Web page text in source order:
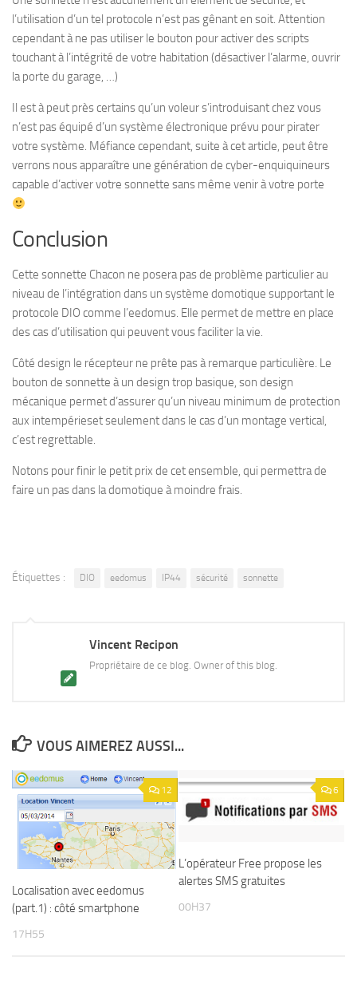
l’utilisation d’un tel protocole n’est pas gênant en soit. Attention
cependant à ne pas utiliser le bouton pour activer des scripts
touchant à l’intégrité de votre habitation (désactiver l’alarme, ouvrir
la porte du garage, …)
Il est à peut près certains qu’un voleur s’introduisant chez vous
n’est pas équipé d’un système électronique prévu pour pirater
votre système. Méfiance cependant, suite à cet article, peut être
verrons nous apparaître une génération de cyber-enquiquineurs
capable d’activer votre sonnette sans même venir à votre porte
Conclusion
Cette sonnette Chacon ne posera pas de problème particulier au
niveau de l’intégration dans un système domotique supportant le
protocole DIO comme l’eedomus. Elle permet de mettre en place
des cas d’utilisation qui peuvent vous faciliter la vie.
Côté design le récepteur ne prête pas à remarque particulière. Le
bouton de sonnette à un design trop basique, son design
mécanique permet d’assurer qu’un niveau minimum de protection
aux intempérieset seulement dans le cas d’un montage vertical,
c’est regrettable.
Notons pour finir le petit prix de cet ensemble, qui permettra de
faire un pas dans la domotique à moindre frais.
Étiquettes : DIO eedomus IP44 sécurité sonnette
Vincent Recipon
Propriétaire de ce blog. Owner of this blog.
VOUS AIMEREZ AUSSI...
12
Localisation avec eedomus
(part.1) : côté smartphone
17H55
6
L’opérateur Free propose les
alertes SMS gratuites
00H37